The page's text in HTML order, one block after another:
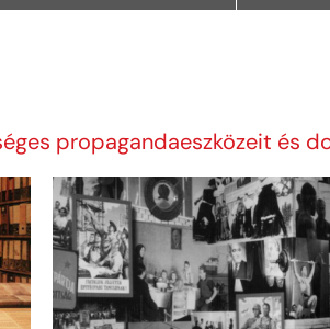
propagandaeszközeit és